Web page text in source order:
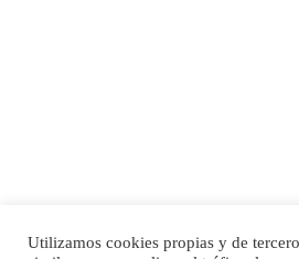
SHIBA PERDIDO AVDA JOSE MESA Y LOPEZ
Utilizamos cookies propias y de